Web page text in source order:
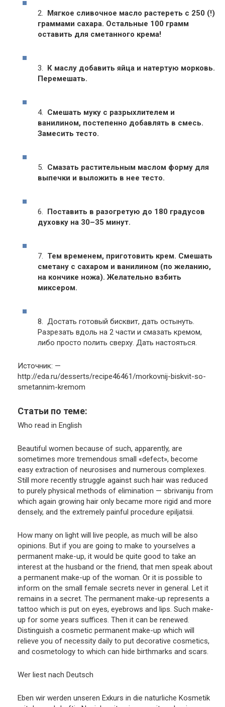
2. Мягкое сливочное масло растереть с 250 (!)
граммами сахара. Остальные 100 грамм
оставить для сметанного крема!
3. К маслу добавить яйца и натертую морковь.
Перемешать.
4. Смешать муку с разрыхлителем и
ванилином, постепенно добавлять в смесь.
Замесить тесто.
5. Смазать растительным маслом форму для
выпечки и выложить в нее тесто.
6. Поставить в разогретую до 180 градусов
духовку на 30–35 минут.
7. Тем временем, приготовить крем. Смешать
сметану с сахаром и ванилином (по желанию,
на кончике ножа). Желательно взбить
миксером.
8. Достать готовый бисквит, дать остынуть.
Разрезать вдоль на 2 части и смазать кремом,
либо просто полить сверху. Дать настояться.
Источник: —
http://eda.ru/desserts/recipe46461/morkovnij-biskvit-so-
smetannim-kremom
Статьи по теме:
Who read in English
Beautiful women because of such, apparently, are
sometimes more tremendous small «defect», become
easy extraction of neurosises and numerous complexes.
Still more recently struggle against such hair was reduced
to purely physical methods of elimination — sbrivaniju from
which again growing hair only became more rigid and more
densely, and the extremely painful procedure epiljatsii.
How many on light will live people, as much will be also
opinions. But if you are going to make to yourselves a
permanent make-up, it would be quite good to take an
interest at the husband or the friend, that men speak about
a permanent make-up of the woman. Or it is possible to
inform on the small female secrets never in general. Let it
remains in a secret. The permanent make-up represents a
tattoo which is put on eyes, eyebrows and lips. Such make-
up for some years suffices. Then it can be renewed.
Distinguish a cosmetic permanent make-up which will
relieve you of necessity daily to put decorative cosmetics,
and cosmetology to which can hide birthmarks and scars.
Wer liest nach Deutsch
Eben wir werden unseren Exkurs in die naturliche Kosmetik